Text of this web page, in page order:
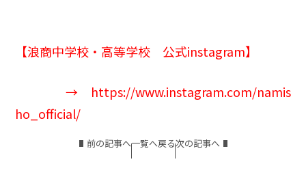
【浪商中学校・高等学校 公式instagram】
→ https://www.instagram.com/namis
ho_official/
前の記事へ一覧へ戻る次の記事へ